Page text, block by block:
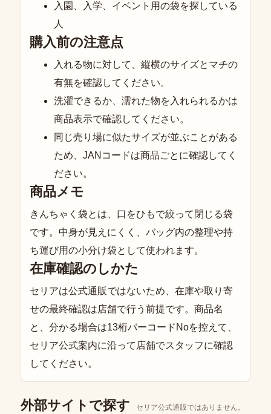
入園、入学、イベント用の袋を探している
人
購入前の注意点
入れる物に対して、縦横のサイズとマチの
有無を確認してください。
洗濯できるか、濡れた物を入れられるかは
商品表示で確認してください。
同じ売り場に似たサイズが並ぶことがある
ため、JANコードは商品ごとに確認してく
ださい。
商品メモ
きんちゃく袋とは、口をひもで絞って閉じる袋
です。中身が見えにくく、バッグ内の整理や持
ち運び用の小分け袋として使われます。
在庫確認のしかた
セリアは公式通販ではないため、在庫や取り寄
せの最終確認は店舗で行う前提です。商品名
と、分かる場合は13桁バーコードNoを控えて、
セリア公式案内に沿って店舗でスタッフに確認
してください。
外部サイトで探す セリア公式通販ではありません。